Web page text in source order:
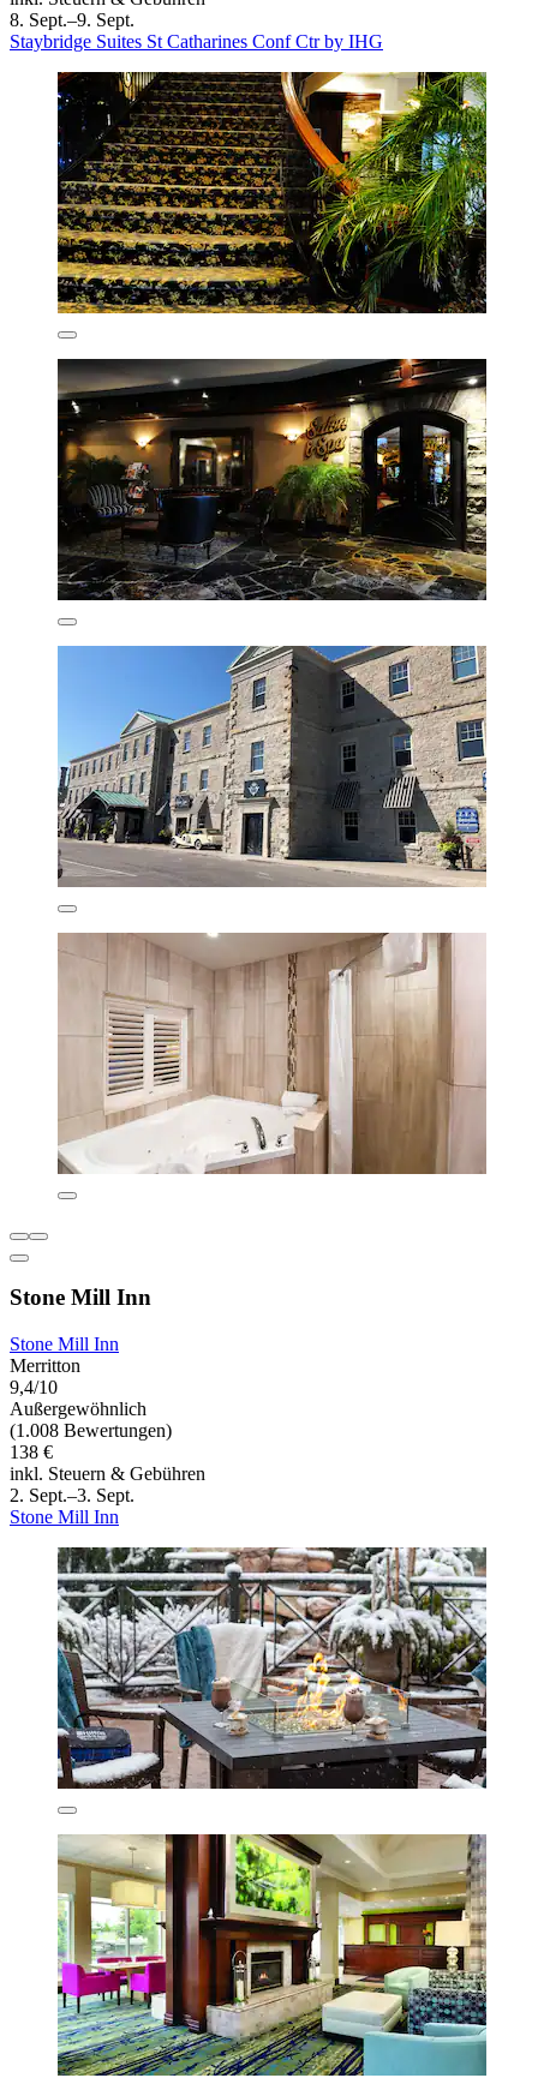
8. Sept.–9. Sept.
Staybridge Suites St Catharines Conf Ctr by IHG
Stone Mill Inn
Stone Mill Inn
Merritton
9,4/10
Außergewöhnlich
(1.008 Bewertungen)
138 €
inkl. Steuern & Gebühren
2. Sept.–3. Sept.
Stone Mill Inn